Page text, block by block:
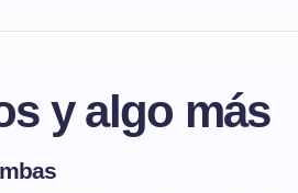
y algo más